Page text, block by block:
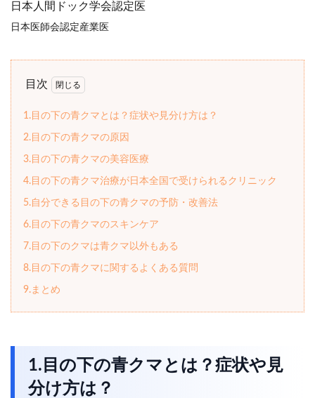
日本人間ドック学会認定医
日本医師会認定産業医
目次
1.目の下の青クマとは？症状や見分け方は？
2.目の下の青クマの原因
3.目の下の青クマの美容医療
4.目の下の青クマ治療が日本全国で受けられるクリニック
5.自分できる目の下の青クマの予防・改善法
6.目の下の青クマのスキンケア
7.目の下のクマは青クマ以外もある
8.目の下の青クマに関するよくある質問
9.まとめ
1.目の下の青クマとは？症状や見
分け方は？